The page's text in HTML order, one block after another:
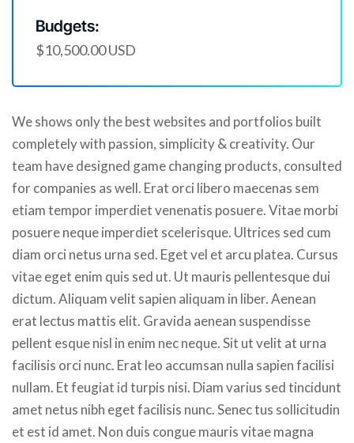
Budgets:
$10,500.00 USD
We shows only the best websites and portfolios built
completely with passion, simplicity & creativity. Our
team have designed game changing products, consulted
for companies as well. Erat orci libero maecenas sem
etiam tempor imperdiet venenatis posuere. Vitae morbi
posuere neque imperdiet scelerisque. Ultrices sed cum
diam orci netus urna sed. Eget vel et arcu platea. Cursus
vitae eget enim quis sed ut. Ut mauris pellentesque dui
dictum. Aliquam velit sapien aliquam in liber. Aenean
erat lectus mattis elit. Gravida aenean suspendisse
pellent esque nisl in enim nec neque. Sit ut velit at urna
facilisis orci nunc. Erat leo accumsan nulla sapien facilisi
nullam. Et feugiat id turpis nisi. Diam varius sed tincidunt
amet netus nibh eget facilisis nunc. Senec tus sollicitudin
et est id amet. Non duis congue mauris vitae magna